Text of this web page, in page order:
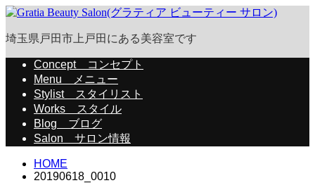
埼玉県戸田市上戸田にある美容室です
Concept
コンセプト
Menu
メニュー
Stylist
スタイリスト
Works
スタイル
Blog ブログ
Salon サロン情報
HOME
20190618_0010